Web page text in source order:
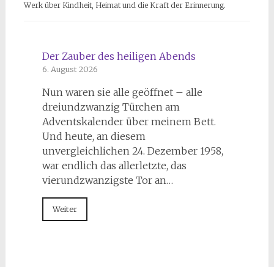
Werk über Kindheit, Heimat und die Kraft der Erinnerung.
Der Zauber des heiligen Abends
6. August 2026
Nun waren sie alle geöffnet – alle
dreiundzwanzig Türchen am
Adventskalender über meinem Bett.
Und heute, an diesem
unvergleichlichen 24. Dezember 1958,
war endlich das allerletzte, das
vierundzwanzigste Tor an…
Weiter